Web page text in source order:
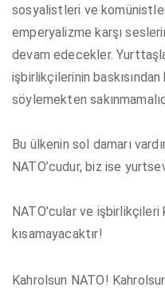
sosyalistleri ve
emperyalizme karşı
devam edecekler.
işbirlikçilerinin
söylemekten
Bu ülkenin sol damarı
NATO’cudur, biz ise
NATO’cular ve
kısamayacaktır!
Kahrolsun NATO!